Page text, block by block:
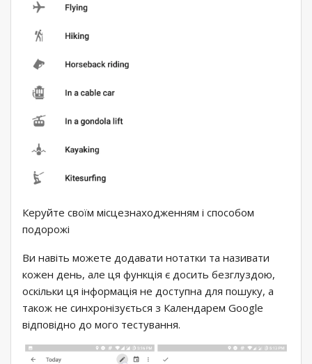
Керуйте своїм місцезнаходженням і способом
подорожі
Ви навіть можете додавати нотатки та називати
кожен день, але ця функція є досить безглуздою,
оскільки ця інформація не доступна для пошуку, а
також не синхронізується з Календарем Google
відповідно до мого тестування.